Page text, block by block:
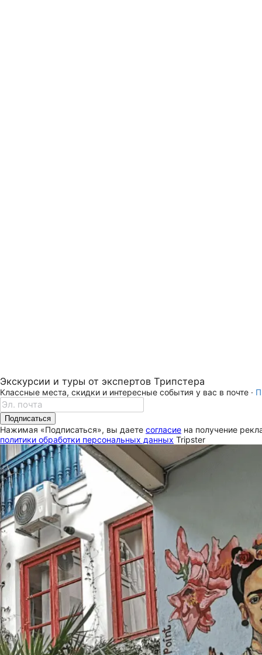
Экскурсии и туры от экспертов Трипстера
Классные места, скидки и интересные события у вас в почте ·
Подписаться
Нажимая «Подписаться», вы даете согласие на получение
политики обработки персональных данных Tripster